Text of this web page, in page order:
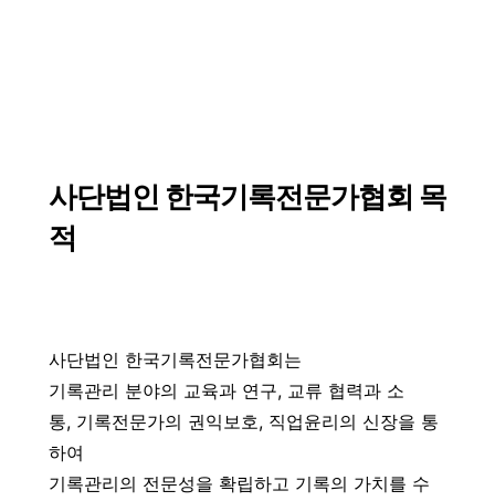
사단법인 한국기록전문가협회 목
적
사단법인 한국기록전문가협회는
기록관리 분야의 교육과 연구, 교류 협력과 소
통, 기록전문가의 권익보호, 직업윤리의 신장을 통
하여
기록관리의 전문성을 확립하고 기록의 가치를 수